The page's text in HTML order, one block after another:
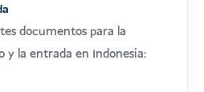
documentos para la
la entrada en Indonesia: